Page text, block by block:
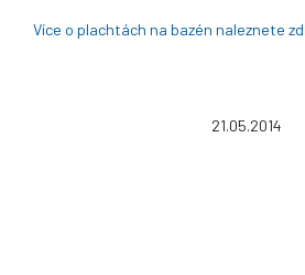
Více o plachtách na bazén naleznete
21.05.2014